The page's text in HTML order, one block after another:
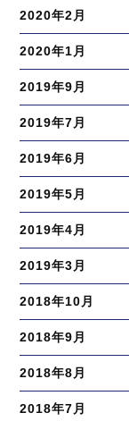
2020年2月
2020年1月
2019年9月
2019年7月
2019年6月
2019年5月
2019年4月
2019年3月
2018年10月
2018年9月
2018年8月
2018年7月